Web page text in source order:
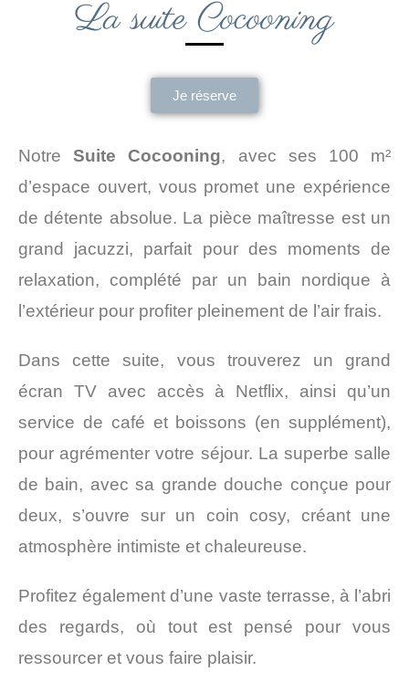
La suite Cocooning
Je réserve
NotreSuite Cocooning, avec ses 100 m²
d’espace ouvert, vous promet une expérience
de détente absolue. La pièce maîtresse est un
grand jacuzzi, parfait pour des moments de
relaxation, complété par un bain nordique à
l’extérieur pour profiter pleinement de l’air frais.
Dans cette suite, vous trouverez un grand
écran TV avec accès à Netflix, ainsi qu’un
service de café et boissons (en supplément),
pour agrémenter votre séjour. La superbe salle
de bain, avec sa grande douche conçue pour
deux, s’ouvre sur un coin cosy, créant une
atmosphère intimiste et chaleureuse.
Profitez également d’une vaste terrasse, à l’abri
des regards, où tout est pensé pour vous
ressourcer et vous faire plaisir.